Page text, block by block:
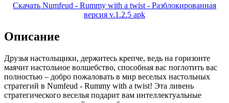
Скачать Numfeud - Rummy with a twist - Разблокированная
версия v.1.2.5 apk
Описание
Друзья настольщики, держитесь крепче, ведь на горизонте
маячит настольное волшебство, способная вас поглотить вас
полностью – добро пожаловать в мир веселых настольных
стратегий в Numfeud - Rummy with a twist! Эта ливень
стратегического веселья подарит вам интеллектуальные